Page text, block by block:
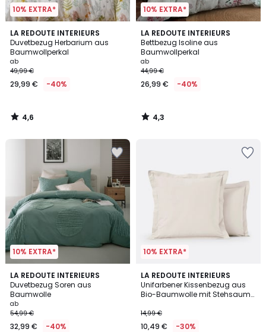
10% EXTRA*
LA REDOUTE INTERIEURS
Duvetbezug Herbarium aus
Baumwollperkal
ab
49,99 €
29,99 € -40%
4,6
/ 5
4,6
/
10% EXTRA*
LA REDOUTE INTERIEURS
Bettbezug Isoline aus
Baumwollperkal
ab
44,99 €
26,99 € -40%
4,3
/ 5
4,3
/
10% EXTRA*
LA REDOUTE INTERIEURS
Duvetbezug Soren aus
Baumwolle
ab
54,99 €
32,99 € -40%
4,6
/ 5
10% EXTRA*
LA REDOUTE INTERIEURS
Unifarbener Kissenbezug aus
Bio-Baumwolle mit Stehsaum
14,99 €
10,49 € -30%
4,1
/ 5
9
Farben